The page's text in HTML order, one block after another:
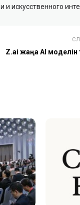
искусственного
Z.ai жаңа AI